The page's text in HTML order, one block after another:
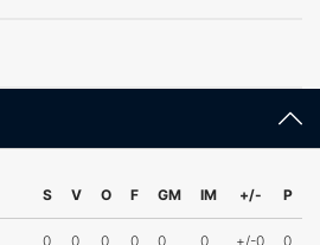
S V O F GM IM +/- P
0 0 0 0 0 0 +/-0 0